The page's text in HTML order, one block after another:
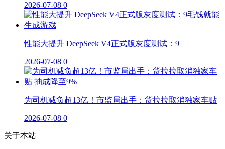
2026-07-08 0
性能大提升 DeepSeek V4正式版灰度测试：9
2026-07-08 0
为司机减负超13亿！市监局出手：货拉拉取消独家车贴
2026-07-08 0
关于本站